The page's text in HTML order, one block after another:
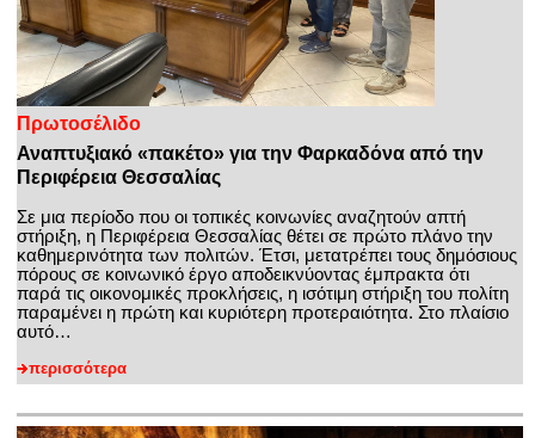
Πρωτοσέλιδο
Αναπτυξιακό «πακέτο» για την Φαρκαδόνα από την
Περιφέρεια Θεσσαλίας
Σε μια περίοδο που οι τοπικές κοινωνίες αναζητούν απτή
στήριξη, η Περιφέρεια Θεσσαλίας θέτει σε πρώτο πλάνο την
καθημερινότητα των πολιτών. Έτσι, μετατρέπει τους δημόσιους
πόρους σε κοινωνικό έργο αποδεικνύοντας έμπρακτα ότι
παρά τις οικονομικές προκλήσεις, η ισότιμη στήριξη του πολίτη
παραμένει η πρώτη και κυριότερη προτεραιότητα. Στο πλαίσιο
αυτό…
περισσότερα